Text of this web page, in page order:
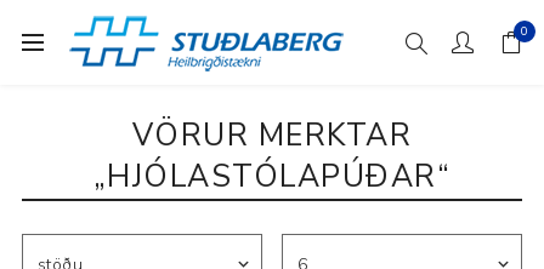
0
VÖRUR MERKTAR
„HJÓLASTÓLAPÚÐAR“